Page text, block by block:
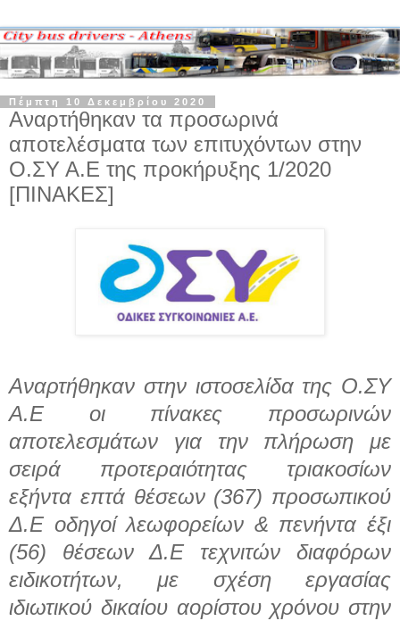
Πέμπτη 10 Δεκεμβρίου 2020
Αναρτήθηκαν τα προσωρινά
αποτελέσματα των επιτυχόντων στην
Ο.ΣΥ Α.Ε της προκήρυξης 1/2020
[ΠΙΝΑΚΕΣ]
Αναρτήθηκαν στην ιστοσελίδα της Ο.ΣΥ
Α.Ε οι πίνακες προσωρινών
αποτελεσμάτων για την πλήρωση με
σειρά προτεραιότητας τριακοσίων
εξήντα επτά θέσεων (367) προσωπικού
Δ.Ε οδηγοί λεωφορείων & πενήντα έξι
(56) θέσεων Δ.Ε τεχνιτών διαφόρων
ειδικοτήτων, με σχέση εργασίας
ιδιωτικού δικαίου αορίστου χρόνου στην